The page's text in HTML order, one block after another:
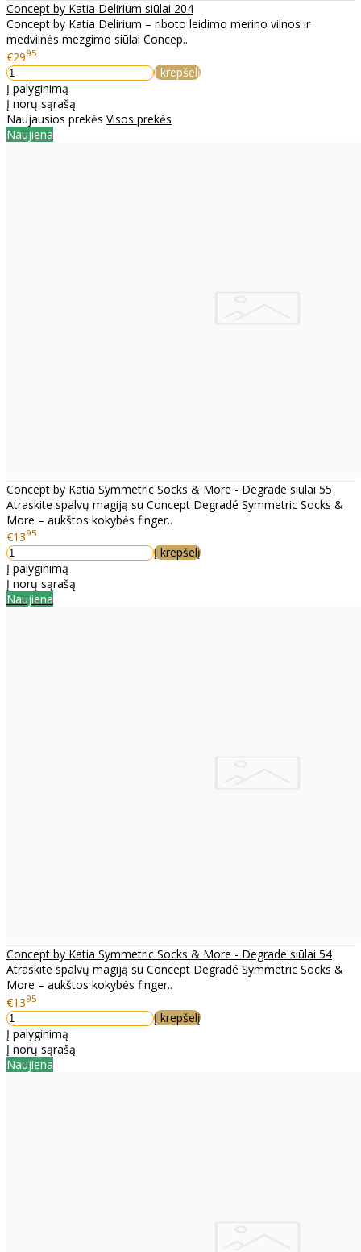
Concept by Katia Delirium siūlai 204
Concept by Katia Delirium – riboto leidimo merino vilnos ir
medvilnės mezgimo siūlai Concep..
€2995
Į krepšelį
Į palyginimą
Į norų sąrašą
Naujausios prekės Visos prekės
Naujiena
Concept by Katia Symmetric Socks & More - Degrade siūlai 55
Atraskite spalvų magiją su Concept Degradé Symmetric Socks &
More – aukštos kokybės finger..
€1395
Į krepšelį
Į palyginimą
Į norų sąrašą
Naujiena
Concept by Katia Symmetric Socks & More - Degrade siūlai 54
Atraskite spalvų magiją su Concept Degradé Symmetric Socks &
More – aukštos kokybės finger..
€1395
Į krepšelį
Į palyginimą
Į norų sąrašą
Naujiena